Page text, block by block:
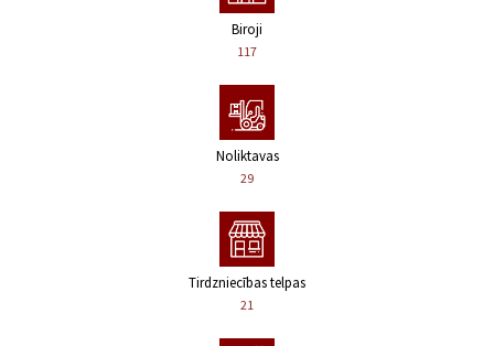
Biroji
117
Noliktavas
29
Tirdzniecības telpas
21